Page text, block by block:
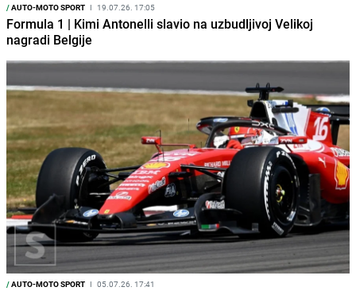
/AUTO-MOTO SPORT I 19.07.26. 17:05
Formula 1 | Kimi Antonelli slavio na uzbudljivoj Velikoj
nagradi Belgije
/AUTO-MOTO SPORT I 05.07.26. 17:41